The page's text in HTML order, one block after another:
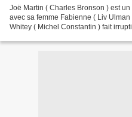
Joë Martin ( Charles Bronson ) est
avec sa femme Fabienne ( Liv
Whitey ( Michel Constantin ) fait